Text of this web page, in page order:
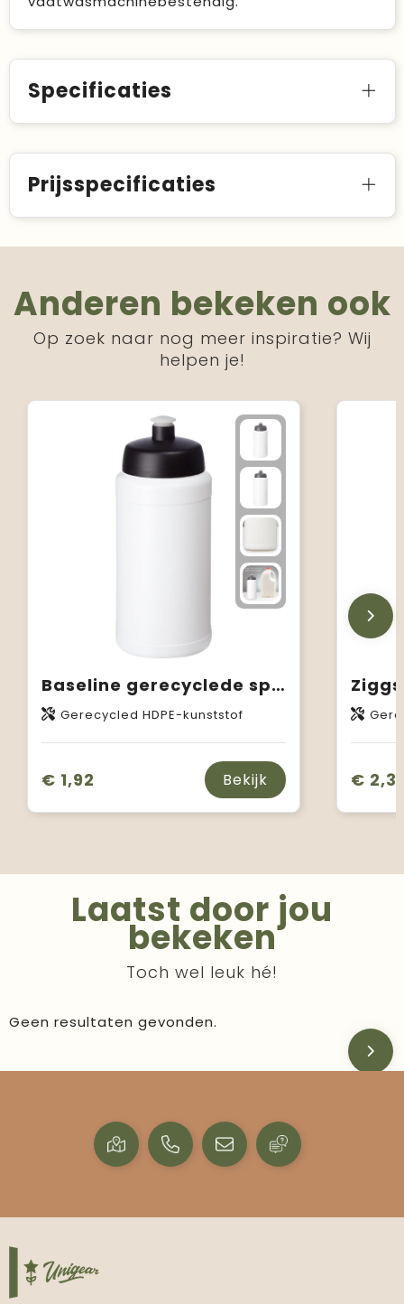
Specificaties
Prijsspecificaties
Anderen bekeken ook
Op zoek naar nog meer inspiratie? Wij
helpen je!
Baseline gerecyclede sportfles van 500 ml
Gerecycled HDPE-kunststof
€ 1,92 Bekijk € 2,31
Laatst door jou
bekeken
Toch wel leuk hé!
Geen resultaten gevonden.